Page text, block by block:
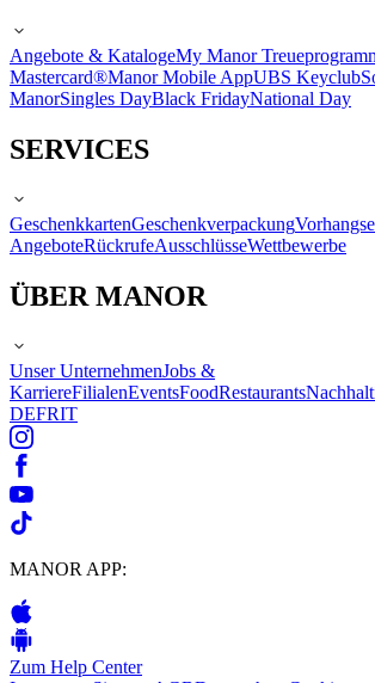
Angebote & KatalogeMy Manor
Mastercard®Manor Mobile AppUBS Keyclub
ManorSingles DayBlack FridayNational Day
SERVICES
GeschenkkartenGeschenkverpackung
AngeboteRückrufeAusschlüsseWettbewerbe
ÜBER MANOR
Unser UnternehmenJobs &
KarriereFilialenEventsFoodRestaurants
DEFRIT
MANOR APP:
Zum Help Center